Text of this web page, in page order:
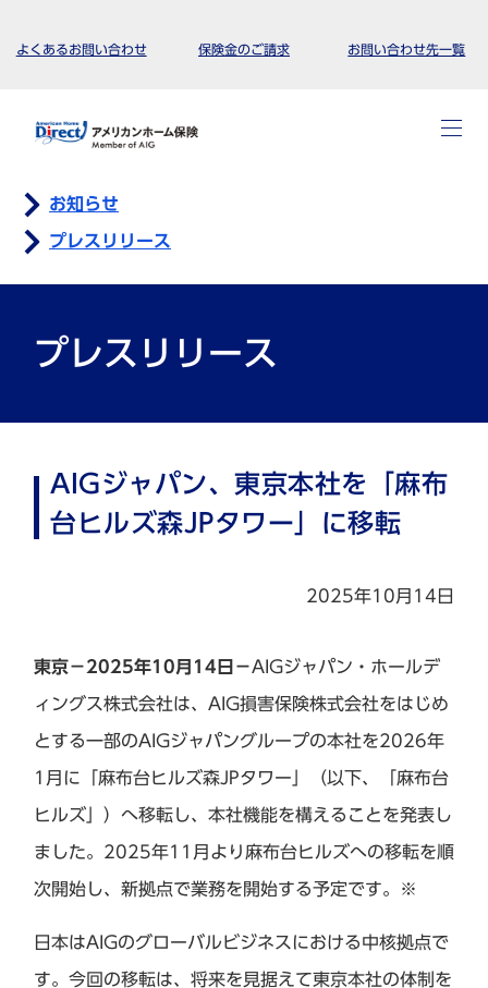
よくあるお問い合わせ 保険金のご請求 お問い合わせ先一覧
お知らせ
プレスリリース
プレスリリース
AIGジャパン、東京本社を「麻布
台ヒルズ森JPタワー」に移転
2025年10月14日
東京－2025年10月14日－AIGジャパン・ホールデ
ィングス株式会社は、AIG損害保険株式会社をはじめ
とする一部のAIGジャパングループの本社を2026年
1月に「麻布台ヒルズ森JPタワー」（以下、「麻布台
ヒルズ」）へ移転し、本社機能を構えることを発表し
ました。2025年11月より麻布台ヒルズへの移転を順
次開始し、新拠点で業務を開始する予定です。※
日本はAIGのグローバルビジネスにおける中核拠点で
す。今回の移転は、将来を見据えて東京本社の体制を